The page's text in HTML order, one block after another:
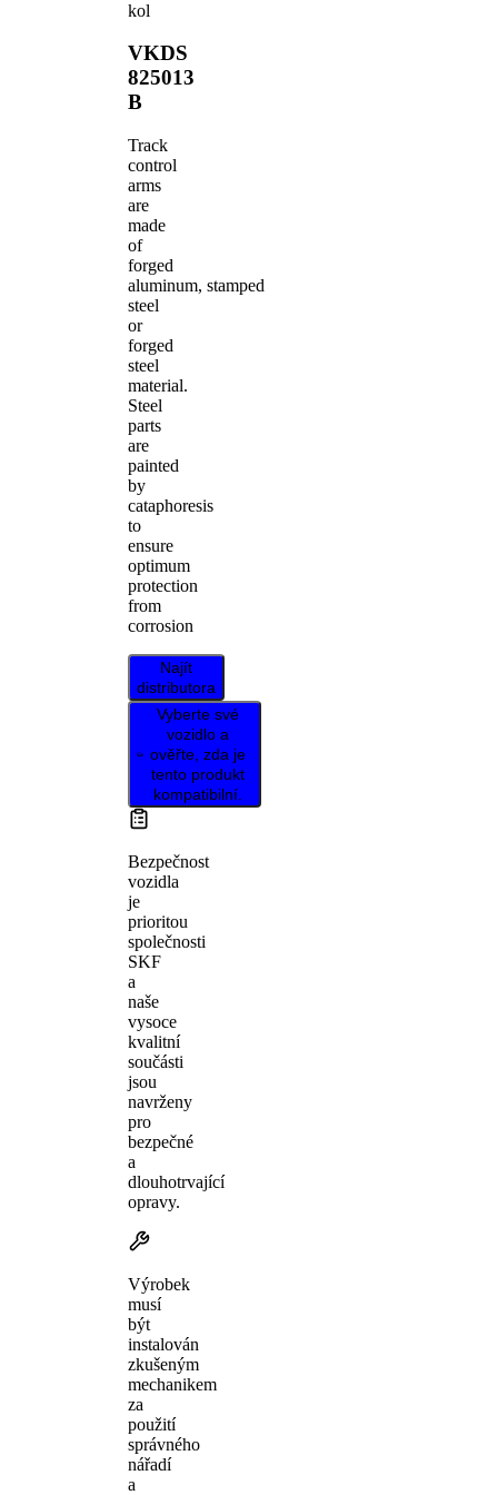
kol
VKDS
825013
B
Track
control
arms
are
made
of
forged
aluminum, stamped
steel
or
forged
steel
material.
Steel
parts
are
painted
by
cataphoresis
to
ensure
optimum
protection
from
corrosion
Najít
distributora
Vyberte své
vozidlo a
ověřte, zda je
tento produkt
kompatibilní.
Bezpečnost
vozidla
je
prioritou
společnosti
SKF
a
naše
vysoce
kvalitní
součásti
jsou
navrženy
pro
bezpečné
a
dlouhotrvající
opravy.
Výrobek
musí
být
instalován
zkušeným
mechanikem
za
použití
správného
nářadí
a